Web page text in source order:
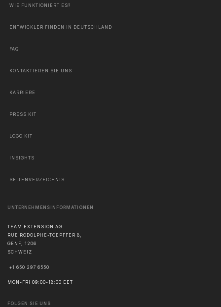
WIE FUNKTIONIERT ES?
ENTWICKLER FINDEN IN DEUTSCHLAND
FAQ
KONTAKTIEREN SIE UNS
KARRIERE
PRESS KIT
LOGO KIT
INSIGHTS
SEITENVERZEICHNIS
UNTERNEHMENSINFORMATIONEN
TEAM EXTENSION AG
RUE RODOLPHE-TOEPFFER 8,
GENF, 1206
SCHWEIZ
+1 650 297 6550
MON-FRI 09:00-18:00 EET
FOLGEN SIE UNS